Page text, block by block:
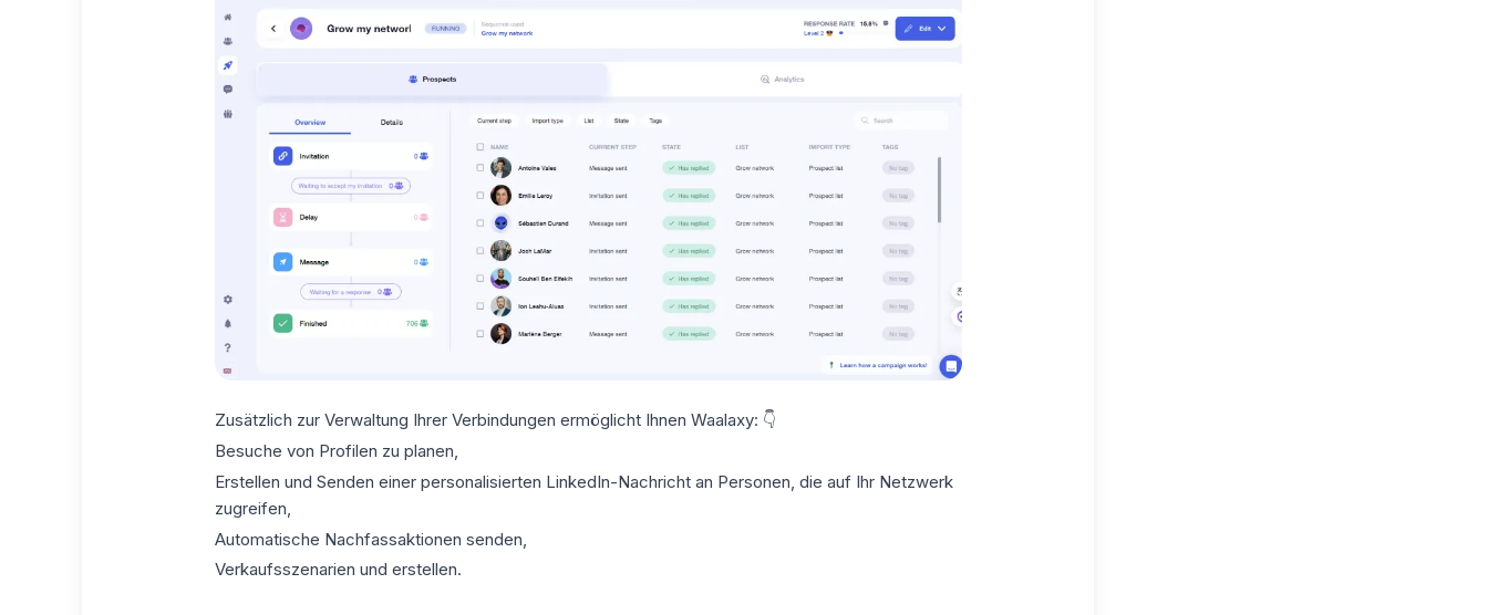
Zusätzlich zur Verwaltung Ihrer Verbindungen ermöglicht Ihnen Waalaxy: 👇
Besuche von Profilen zu planen,
Erstellen und Senden einer personalisierten LinkedIn-Nachrichtan Personen, die auf Ihr Netzwerk
zugreifen,
Automatische Nachfassaktionen senden,
Verkaufsszenarien und erstellen.